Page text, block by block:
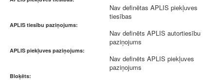
Nav definētas APLIS piekļuves
tiesības
APLIS tiesību paziņojums:
Nav definēts APLIS autortiesību
paziņojums
APLIS piekļuves paziņojums:
Nav definēts APLIS piekļuves
paziņojums
Bloķēts: